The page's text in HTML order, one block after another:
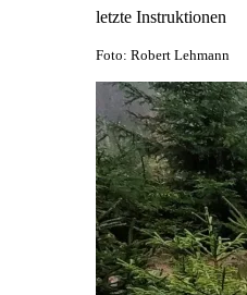
letzte Instruktionen
Foto: Robert Lehmann